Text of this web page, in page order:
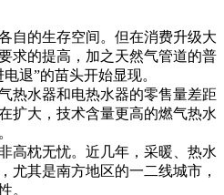
的生存空间。但在消费升级大
求的提高，加之天然气管道的普
退”的苗头开始显现。
水器和电热水器的零售量差距
扩大，技术含量更高的燃气热水
枕无忧。近几年，采暖、热水
尤其是南方地区的一二线城市，
。